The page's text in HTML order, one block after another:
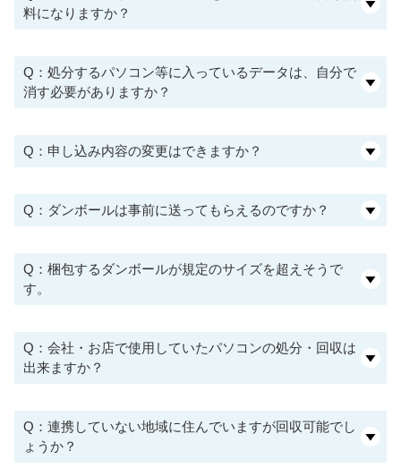
料になりますか？
Q：処分するパソコン等に入っているデータは、自分で
消す必要がありますか？
Q：申し込み内容の変更はできますか？
Q：ダンボールは事前に送ってもらえるのですか？
Q：梱包するダンボールが規定のサイズを超えそうで
す。
Q：会社・お店で使用していたパソコンの処分・回収は
出来ますか？
Q：連携していない地域に住んでいますが回収可能でし
ょうか？